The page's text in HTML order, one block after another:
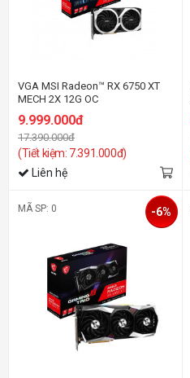
VGA MSI Radeon™ RX 6750 XT
MECH 2X 12G OC
9.999.000đ
17.390.000đ
(Tiết kiệm: 7.391.000đ)
Liên hệ
MÃ SP: 0 -6%